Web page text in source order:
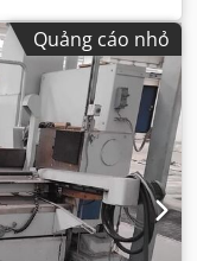
Quảng cáo nhỏ